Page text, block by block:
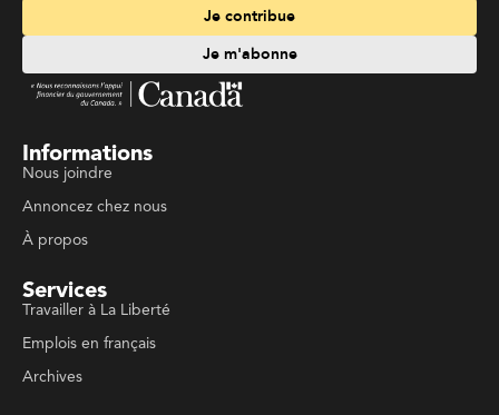
Je contribue
Je m'abonne
Informations
Nous joindre
Annoncez chez nous
À propos
Services
Travailler à La Liberté
Emplois en français
Archives